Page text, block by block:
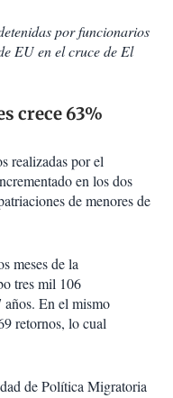
por funcionarios
EU en el cruce de El
crece 63%
realizadas por el
en los dos
de menores de
meses de la
tres mil 106
años. En el mismo
retornos, lo cual
de Política Migratoria